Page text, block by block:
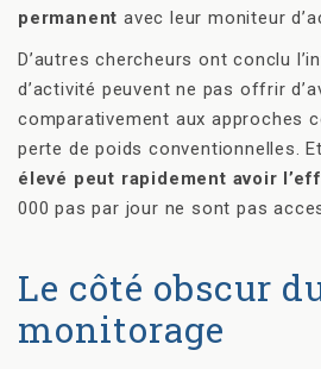
permanent avec leur moniteur
D’autres chercheurs ont conclu
d’activité peuvent ne pas offrir
comparativement aux approches
perte de poids conventionnelles.
élevé peut rapidement avoir
000 pas par jour ne sont pas
Le côté obscur
monitorage